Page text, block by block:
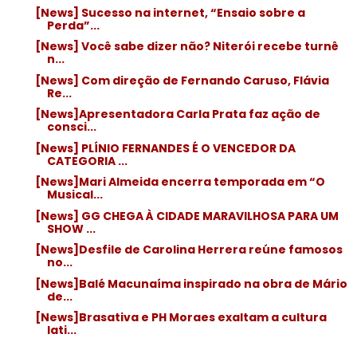
[News] Sucesso na internet, “Ensaio sobre a
Perda”...
[News] Você sabe dizer não? Niterói recebe turnê
n...
[News] Com direção de Fernando Caruso, Flávia
Re...
[News]Apresentadora Carla Prata faz ação de
consci...
[News] PLÍNIO FERNANDES É O VENCEDOR DA
CATEGORIA ...
[News]Mari Almeida encerra temporada em “O
Musical...
[News] GG CHEGA À CIDADE MARAVILHOSA PARA UM
SHOW ...
[News]Desfile de Carolina Herrera reúne famosos
no...
[News]Balé Macunaíma inspirado na obra de Mário
de...
[News]Brasativa e PH Moraes exaltam a cultura
lati...